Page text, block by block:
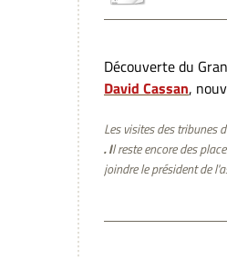
Découverte du
David Cassan,
Les visites des tribunes
. Il reste encore des
joindre le président de